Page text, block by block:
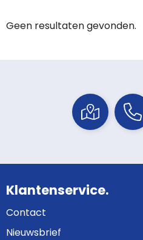
Geen resultaten gevonden.
Klantenservice.
Contact
Nieuwsbrief